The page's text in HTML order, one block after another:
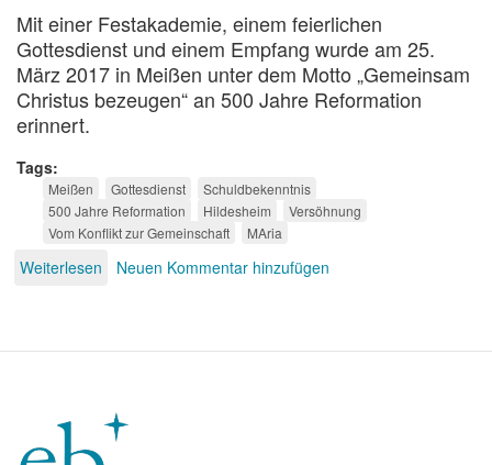
Mit einer Festakademie, einem feierlichen
Gottesdienst und einem Empfang wurde am 25.
März 2017 in Meißen unter dem Motto „Gemeinsam
Christus bezeugen“ an 500 Jahre Reformation
erinnert.
Tags
Meißen Gottesdienst
Schuldbekenntnis
500 Jahre Reformation
Hildesheim
Versöhnung
Vom Konflikt zur Gemeinschaft
MAria
Weiterlesen über
Neuen Kommentar hinzufügen